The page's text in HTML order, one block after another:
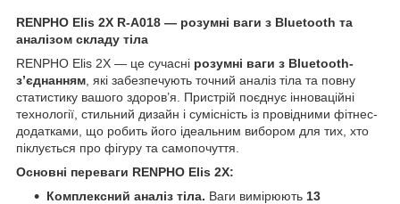
RENPHO Elis 2X R-A018 — розумні ваги з Bluetooth та
аналізом складу тіла
RENPHO Elis 2X — це сучасні розумні ваги з Bluetooth-
з’єднанням , які забезпечують точний аналіз тіла та повну
статистику вашого здоров’я. Пристрій поєднує інноваційні
технології, стильний дизайн і сумісність із провідними фітнес-
додатками, що робить його ідеальним вибором для тих, хто
піклується про фігуру та самопочуття.
Основні переваги RENPHO Elis 2X:
Комплексний аналіз тіла. Ваги вимірюють 13